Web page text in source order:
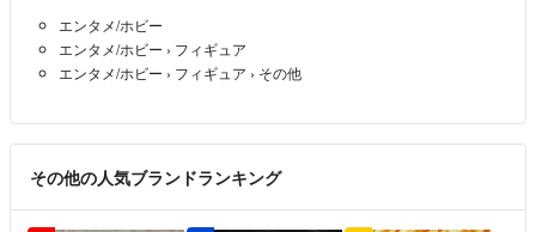
エンタメ/ホビー
エンタメ/ホビー › フィギュア
エンタメ/ホビー › フィギュア › その他
その他の人気ブランドランキング